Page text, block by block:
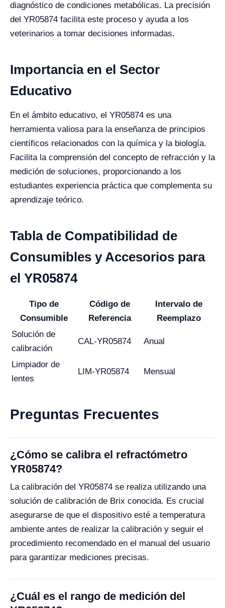
diagnóstico de condiciones metabólicas. La precisión
del YR05874 facilita este proceso y ayuda a los
veterinarios a tomar decisiones informadas.
Importancia en el Sector
Educativo
En el ámbito educativo, el YR05874 es una
herramienta valiosa para la enseñanza de principios
científicos relacionados con la química y la biología.
Facilita la comprensión del concepto de refracción y la
medición de soluciones, proporcionando a los
estudiantes experiencia práctica que complementa su
aprendizaje teórico.
Tabla de Compatibilidad de
Consumibles y Accesorios para
el YR05874
Tipo de
Consumible
Código de
Referencia
Intervalo de
Reemplazo
Solución de
calibración
CAL-YR05874 Anual
Limpiador de
lentes
LIM-YR05874 Mensual
Preguntas Frecuentes
¿Cómo se calibra el refractómetro
YR05874?
La calibración del YR05874 se realiza utilizando una
solución de calibración de Brix conocida. Es crucial
asegurarse de que el dispositivo esté a temperatura
ambiente antes de realizar la calibración y seguir el
procedimiento recomendado en el manual del usuario
para garantizar mediciones precisas.
¿Cuál es el rango de medición del